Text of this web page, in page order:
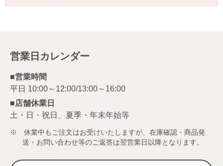
営業日カレンダー
■営業時間
■店舗休業日
土・日・祝日、夏季・年末年始等
※ 休業中もご注文はお受けいたしますが、在庫確認・商品発
送・お問い合わせ等のご返答は翌営業日以降となります。